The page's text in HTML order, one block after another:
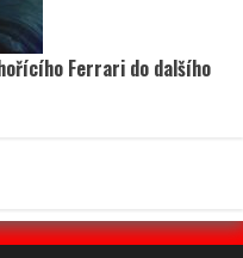
Ferrari do dalšího